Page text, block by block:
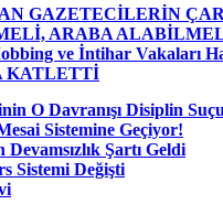
GAZETECİLERİN
ARABA
ve İntihar Vakaları
KATLETTİ
O Davranışı Disiplin
Sistemine Geçiyor!
Şartı Geldi
Sistemi Değişti